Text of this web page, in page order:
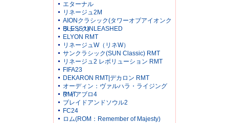
エターナル
リネージュ2M
AIONクラシック(タワーオブアイオンク
ラシック)
BLESS UNLEASHED
ELYON RMT
リネージュW（リネW）
サンクラシック(SUN Classic) RMT
リネージュ2 レボリューション RMT
FIFA23
DEKARON RMT|デカロン RMT
オーディン：ヴァルハラ・ライジング
RMT
ディアブロ4
ブレイドアンドソウル2
FC24
ロム(ROM：Remember of Majesty)